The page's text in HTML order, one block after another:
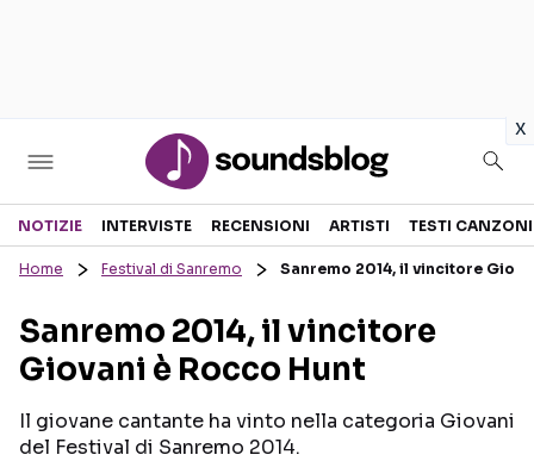
x
Sezioni
RECENSIONI MUSICALI
INTERVISTE
GOSSIP E CURIOSITÀ
TESTI CANZONI
TOUR ED EVENTI
TALENT SHOW
NOTIZIE INTERVISTE RECENSIONI ARTISTI TESTI CANZONI
Home Festival di Sanremo Sanremo 2014, il vincitore
Sanremo 2014, il vincitore
Giovani è Rocco Hunt
Il giovane cantante ha vinto nella categoria Giovani
del Festival di Sanremo 2014.